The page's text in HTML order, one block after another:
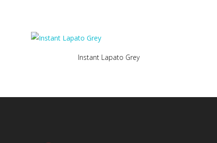
Instant Lapato Grey